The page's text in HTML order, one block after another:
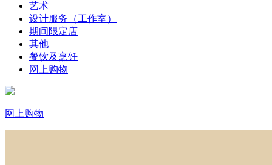
艺术
设计服务（工作室）
期间限定店
其他
餐饮及烹饪
网上购物
网上购物